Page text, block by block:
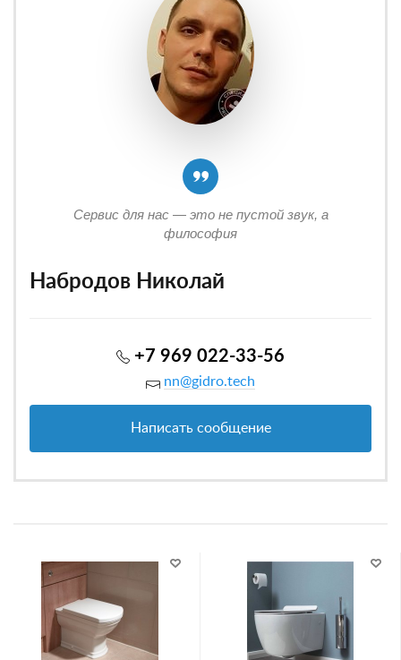
Набродов Николай
+7 969 022-33-56
nn@gidro.tech
Написать сообщение
Сервис для нас — это не пустой звук, а
философия